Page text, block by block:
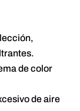
de color
de aire